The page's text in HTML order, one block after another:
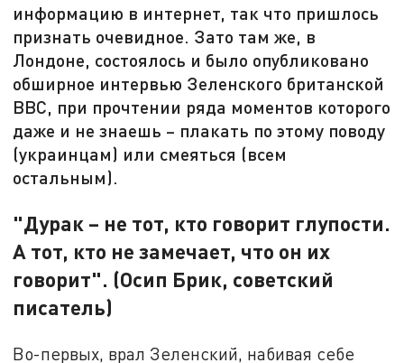
информацию в интернет, так что пришлось
признать очевидное. Зато там же, в
Лондоне, состоялось и было опубликовано
обширное интервью Зеленского британской
ВВС, при прочтении ряда моментов которого
даже и не знаешь – плакать по этому поводу
(украинцам) или смеяться (всем
остальным).
"Дурак – не тот, кто говорит глупости.
А тот, кто не замечает, что он их
говорит". (Осип Брик, советский
писатель)
Во-первых, врал Зеленский, набивая себе